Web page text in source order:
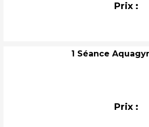
Prix :
1 Séance
Prix :